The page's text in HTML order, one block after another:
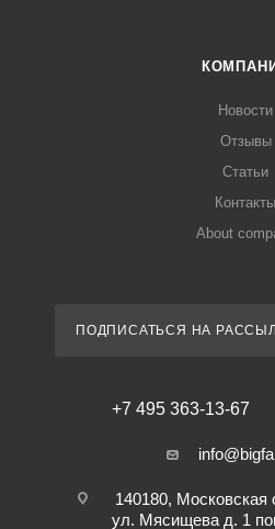
Новости
Отзывы
Статьи
Контакты
About
ПОДПИСАТЬСЯ НА
+7 495 363-13-67
140180, Московская
ул. Мясищева д. 1